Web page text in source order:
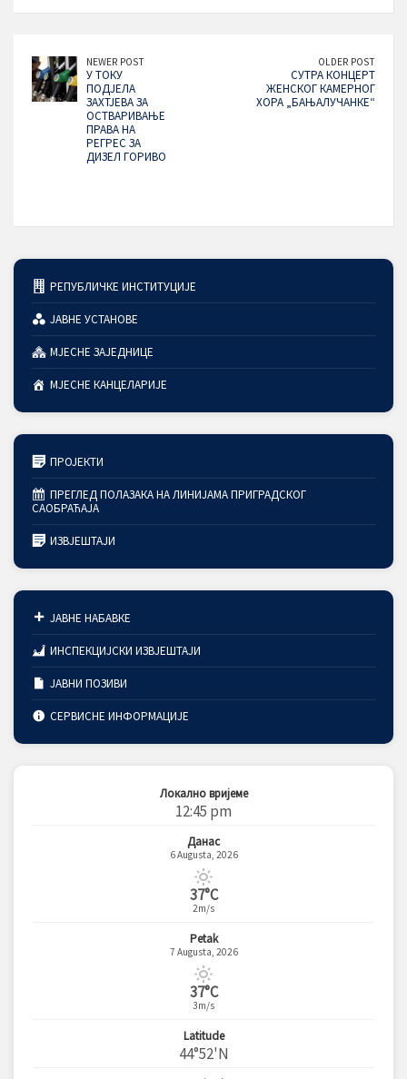
NEWER POST
У ТОКУ
ПОДЈЕЛА
ЗАХТЈЕВА ЗА
ОСТВАРИВАЊЕ
ПРАВА НА
РЕГРЕС ЗА
ДИЗЕЛ ГОРИВО
OLDER POST
СУТРА КОНЦЕРТ
ЖЕНСКОГ КАМЕРНОГ
ХОРА „БАЊАЛУЧАНКЕ“
РЕПУБЛИЧКЕ ИНСТИТУЦИЈЕ
ЈАВНЕ УСТАНОВЕ
МЈЕСНЕ ЗАЈЕДНИЦЕ
МЈЕСНЕ КАНЦЕЛАРИЈЕ
ПРОЈЕКТИ
ПРЕГЛЕД ПОЛАЗАКА НА ЛИНИЈАМА ПРИГРАДСКОГ
САОБРАЋАЈА
ИЗВЈЕШТАЈИ
ЈАВНЕ НАБАВКЕ
ИНСПЕКЦИЈСКИ ИЗВЈЕШТАЈИ
ЈАВНИ ПОЗИВИ
СЕРВИСНЕ ИНФОРМАЦИЈЕ
Локално вријеме
12:45 pm
Данас
6 Augusta, 2026
37°C
2m/s
Petak
7 Augusta, 2026
37°C
3m/s
Latitude
44°52'N